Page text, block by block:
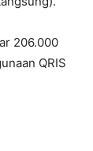
206.000
QRIS